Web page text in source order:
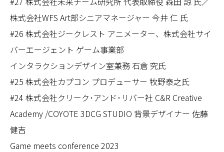
株式会社WFS Art部シニアマネージャー 今井 仁 氏
#26 株式会社ジークレスト アニメーター、株式会社サイ
バーエージェント ゲーム事業部
インタラクションデザイン室兼務 石倉 究氏
#25 株式会社カプコン プロデューサー 牧野泰之氏
#24 株式会社クリーク･アンド･リバー社 C&R Creative
Academy /COYOTE 3DCG STUDIO 背景デザイナー 佐藤
健吉
Game meets conference 2023